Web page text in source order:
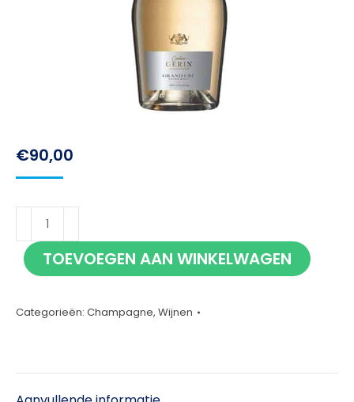
€90,00
Gerin
Grand
Cru
Chardonnay
TOEVOEGEN AAN WINKELWAGEN
Categorieën: Champagne, Wijnen